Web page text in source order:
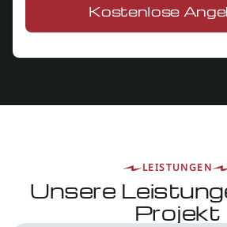
Kostenlose
LEISTUNGEN
Unsere
Projekt